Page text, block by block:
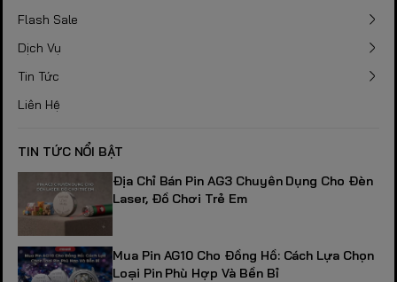
Flash Sale
Dịch Vụ
Tin Tức
Liên Hệ
TIN TỨC NỔI BẬT
Địa Chỉ Bán Pin AG3 Chuyên Dụng Cho Đèn
Laser, Đồ Chơi Trẻ Em
Mua Pin AG10 Cho Đồng Hồ: Cách Lựa Chọn
Loại Pin Phù Hợp Và Bền Bỉ